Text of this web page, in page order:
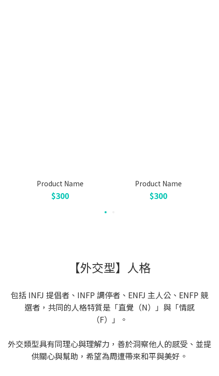
Product Name
$300
Product Name
$300
【外交型】人格
包括 INFJ 提倡者、INFP 調停者、ENFJ 主人公、ENFP 競
選者，共同的人格特質是「直覺（N）」與「情感
（F）」。
外交類型具有同理心與理解力，善於洞察他人的感受、並提
供關心與幫助，希望為周遭帶來和平與美好。